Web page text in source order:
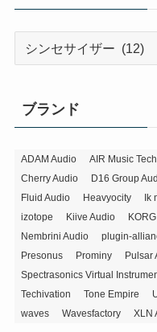
ー
ブランド
ADAM Audio AIR Music
Cherry Audio
D16 Group
Fluid Audio
Heavyocity Ik
izotope
Kiive Audio KORG
Nembrini Audio
plugin-
Presonus
Prominy Pulsar
Spectrasonics Virtual
Techivation
Tone Empire
waves
Wavesfactory XLN